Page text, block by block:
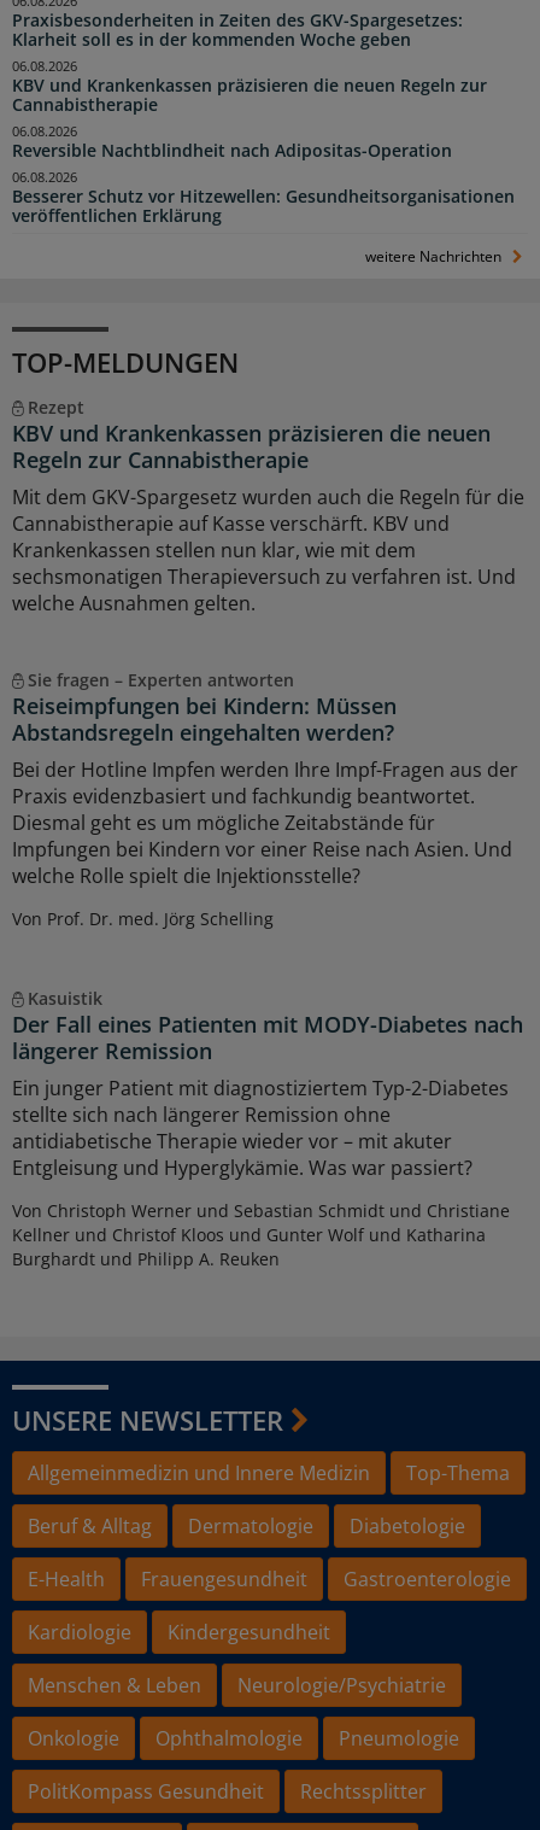
Praxisbesonderheiten in Zeiten des GKV-Spargesetzes:
Klarheit soll es in der kommenden Woche geben
KBV und Krankenkassen präzisieren die neuen Regeln zur
Cannabistherapie
06.08.2026
Reversible Nachtblindheit nach Adipositas-Operation
06.08.2026
Besserer Schutz vor Hitzewellen: Gesundheitsorganisationen
veröffentlichen Erklärung
06.08.2026
weitere Nachrichten
TOP-MELDUNGEN
Rezept
KBV und Krankenkassen präzisieren die neuen
Regeln zur Cannabistherapie
Mit dem GKV-Spargesetz wurden auch die Regeln für die
Cannabistherapie auf Kasse verschärft. KBV und
Krankenkassen stellen nun klar, wie mit dem
sechsmonatigen Therapieversuch zu verfahren ist. Und
welche Ausnahmen gelten.
Sie fragen – Experten antworten
Reiseimpfungen bei Kindern: Müssen
Abstandsregeln eingehalten werden?
Bei der Hotline Impfen werden Ihre Impf-Fragen aus der
Praxis evidenzbasiert und fachkundig beantwortet.
Diesmal geht es um mögliche Zeitabstände für
Impfungen bei Kindern vor einer Reise nach Asien. Und
welche Rolle spielt die Injektionsstelle?
Von Prof. Dr. med. Jörg Schelling
Kasuistik
Der Fall eines Patienten mit MODY-Diabetes nach
längerer Remission
Ein junger Patient mit diagnostiziertem Typ-2-Diabetes
stellte sich nach längerer Remission ohne
antidiabetische Therapie wieder vor – mit akuter
Entgleisung und Hyperglykämie. Was war passiert?
Von Christoph Werner und Sebastian Schmidt und Christiane
Kellner und Christof Kloos und Gunter Wolf und Katharina
Burghardt und Philipp A. Reuken
UNSERE NEWSLETTER
Allgemeinmedizin und Innere Medizin
Top-Thema
Beruf & Alltag
Dermatologie
Diabetologie
E-Health
Frauengesundheit
Gastroenterologie
Kardiologie
Kindergesundheit
Menschen & Leben
Neurologie/Psychiatrie
Onkologie
Ophthalmologie
Pneumologie
PolitKompass Gesundheit
Rechtssplitter